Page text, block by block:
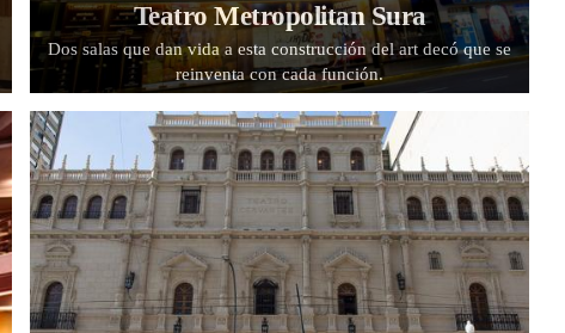
Teatro Metropolitan Sura
Dos salas que dan vida a esta construcción del art decó que se
reinventa con cada función.